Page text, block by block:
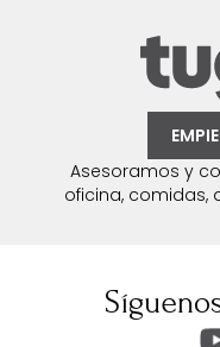
Asesoramos y
oficina, comidas,